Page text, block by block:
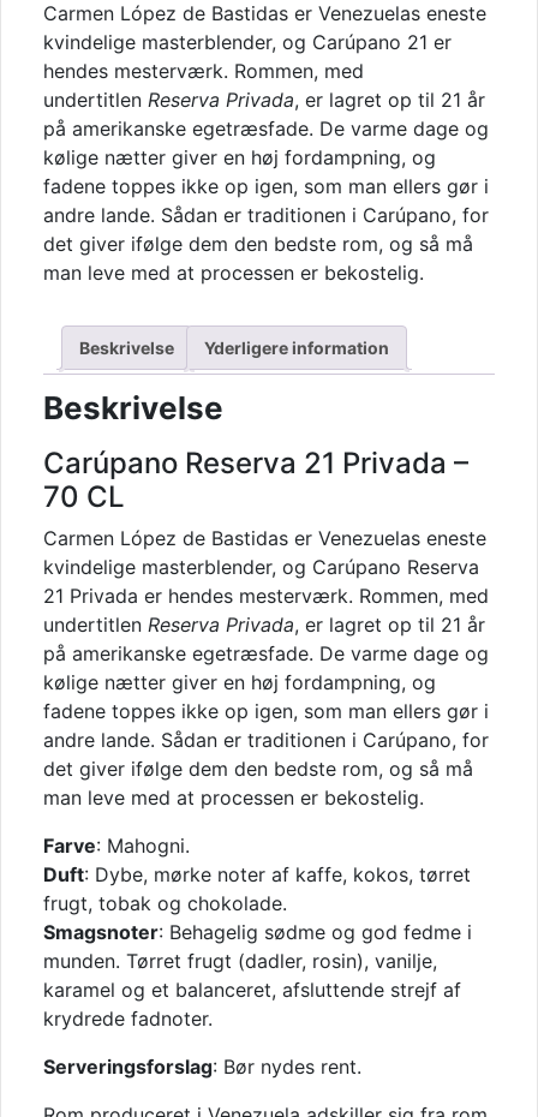
Privada
antal
Carmen López de Bastidas er Venezuelas eneste
kvindelige masterblender, og Carúpano 21 er
hendes mesterværk. Rommen, med
undertitlen Reserva Privada, er lagret op til 21 år
på amerikanske egetræsfade. De varme dage og
kølige nætter giver en høj fordampning, og
fadene toppes ikke op igen, som man ellers gør i
andre lande. Sådan er traditionen i Carúpano, for
det giver ifølge dem den bedste rom, og så må
man leve med at processen er bekostelig.
Beskrivelse Yderligere information
Beskrivelse
Carúpano Reserva 21 Privada –
70 CL
Carmen López de Bastidas er Venezuelas eneste
kvindelige masterblender, og Carúpano Reserva
21 Privada er hendes mesterværk. Rommen, med
undertitlen Reserva Privada, er lagret op til 21 år
på amerikanske egetræsfade. De varme dage og
kølige nætter giver en høj fordampning, og
fadene toppes ikke op igen, som man ellers gør i
andre lande. Sådan er traditionen i Carúpano, for
det giver ifølge dem den bedste rom, og så må
man leve med at processen er bekostelig.
Farve: Mahogni.
Duft: Dybe, mørke noter af kaffe, kokos, tørret
frugt, tobak og chokolade.
Smagsnoter: Behagelig sødme og god fedme i
munden. Tørret frugt (dadler, rosin), vanilje,
karamel og et balanceret, afsluttende strejf af
krydrede fadnoter.
Serveringsforslag: Bør nydes rent.